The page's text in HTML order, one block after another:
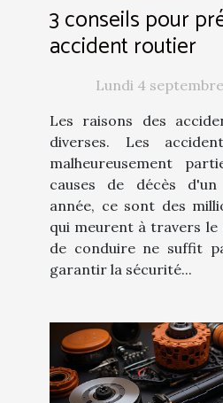
3 conseils pour
accident routier
Lundi 4
Les raisons des
diverses. Les
malheureusement
causes de décès d'un
année, ce sont des
qui meurent à travers le
de conduire ne suffit
garantir la sécurité...